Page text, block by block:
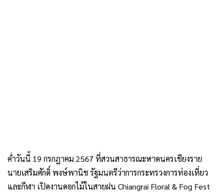
ค่ำวันนี้ 19 กรกฎาคม 2567 ที่สวนสาธารณะหาดนครเชียงราย
นายเสริมศักดิ์ พงษ์พานิช รัฐมนตรีว่าการกระทรวงการท่องเที่ยว
และกีฬา เปิดงานดอกไม้ในสายฝน Chiangrai Floral & Fog Fest